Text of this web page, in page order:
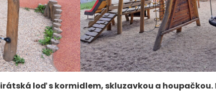
loď s kormidlem, skluzavkou a houpačkou.